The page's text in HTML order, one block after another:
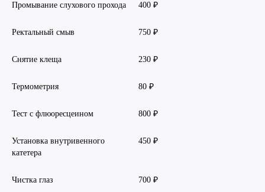
Промывание слухового прохода 400 ₽
Ректальный смыв 750 ₽
Снятие клеща 230 ₽
Термометрия 80 ₽
Тест с флюоресцеином 800 ₽
Установка внутривенного
катетера
450 ₽
Чистка глаз 700 ₽